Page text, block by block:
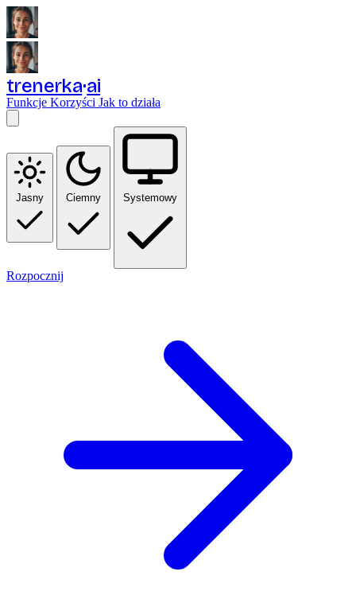
trenerka ai
Funkcje Korzyści Jak to działa
Jasny Ciemny Systemowy
Rozpocznij